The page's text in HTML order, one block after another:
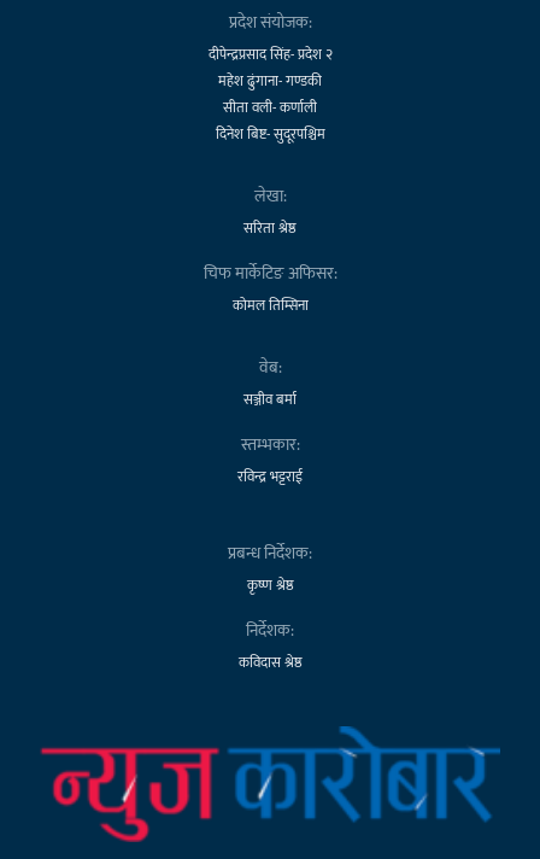
प्रदेश संयोजक:
दीपेन्द्रप्रसाद सिंह- प्रदेश २
महेश ढुंगाना- गण्डकी
सीता वली- कर्णाली
दिनेश बिष्ट- सुदूरपश्चिम
लेखा:
सरिता श्रेष्ठ
चिफ मार्केटिङ अफिसर:
कोमल तिम्सिना
वेब:
सञ्जीव बर्मा
स्तम्भकार:
रविन्द्र भट्टराई
प्रबन्ध निर्देशक:
कृष्ण श्रेष्ठ
निर्देशक:
कविदास श्रेष्ठ